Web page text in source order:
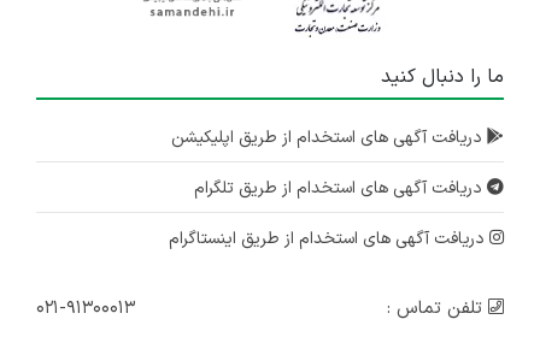
ما را دنبال کنید
دریافت آگهی های استخدام از طریق اپلیکیشن
دریافت آگهی های استخدام از طریق تلگرام
دریافت آگهی های استخدام از طریق اینستاگرام
تلفن تماس :
۰۲۱-۹۱۳۰۰۰۱۳